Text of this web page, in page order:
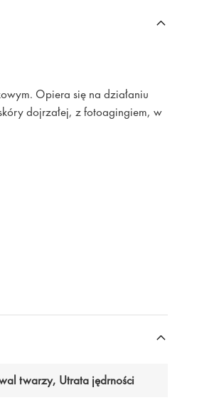
Opiera się na działaniu
dojrzałej, z fotoagingiem, w
twarzy, Utrata jędrności